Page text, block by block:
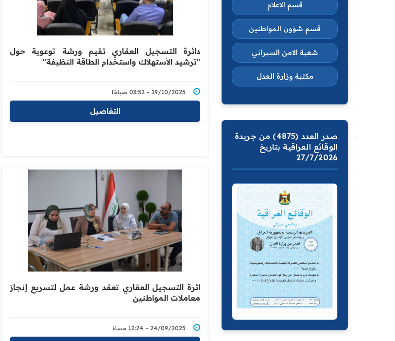
دائرة التسجيل العقاري تقيم ورشة توعوية حول
"ترشيد الأستهلاك واستخدام الطاقة النظيفة"
19/10/2025 - 03:52 صباحًا
التفاصيل
ائرة التسجيل العقاري تعقد ورشة عمل لتسريع إنجاز
معاملات المواطنين
24/09/2025 - 12:24 مساءً
قسم الاعلام
قسم شؤون المواطنين
شعبة الامن السبراني
مكتبة وزارة العدل
صدر العدد (4875) من جريدة
الوقائع العراقية بتاريخ
27/7/2026